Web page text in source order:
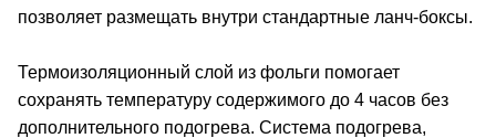
позволяет размещать внутри стандартные ланч-боксы.
Термоизоляционный слой из фольги помогает
сохранять температуру содержимого до 4 часов без
дополнительного подогрева. Система подогрева,